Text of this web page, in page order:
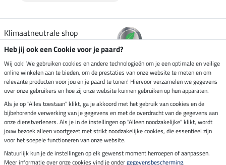
Klimaatneutrale shop
Verzending per
Veilig betalen met
Impressum
Heb jij ook een Cookie voor je paard?
Wij ook! We gebruiken cookies en andere technologieën om je een optimale en veilige
online winkelen aan te bieden, om de prestaties van onze website te meten en om
relevante producten voor jou en je paard te tonen! Hiervoor verzamelen we gegevens
over onze gebruikers en hoe zij onze website kunnen gebruiken op hun apparaten.
Als je op "Alles toestaan" klikt, ga je akkoord met het gebruik van cookies en de
bijbehorende verwerking van je gegevens en met de overdracht van de gegevens aan
onze dienstverleners. Als je in de instellingen op "Alleen noodzakelijke" klikt, wordt
jouw bezoek alleen voortgezet met strikt noodzakelijke cookies, die essentieel zijn
voor het soepele functioneren van onze website.
Natuurlijk kun je de instellingen op elk gewenst moment herroepen of aanpassen.
Meer informatie over onze cookies vind je ondergegevensbescherming.